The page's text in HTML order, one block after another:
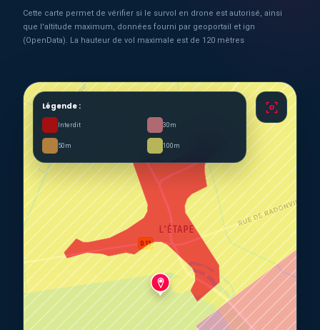
Cette carte permet de vérifier si le survol en drone est autorisé, ainsi
que l'altitude maximum, données fourni par geoportail et ign
(OpenData). La hauteur de vol maximale est de 120 mètres
Légende :
Interdit 30m
50m 100m